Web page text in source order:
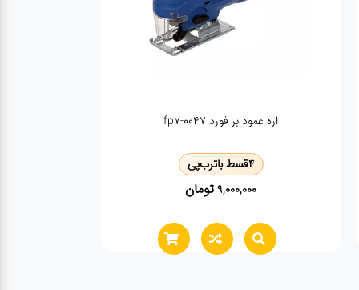
مینی سنگ بری وی تولز مدل VP1201
4قسط با
6,630,000